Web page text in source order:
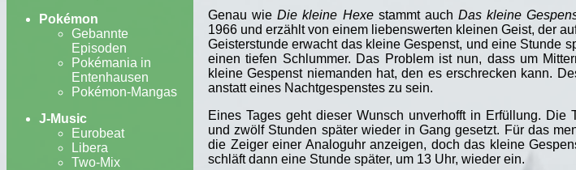
Pokémon
Gebannte
Episoden
Pokémania in
Entenhausen
Pokémon-Mangas
J-Music
Eurobeat
Libera
Two-Mix
Genau wieDie kleine Hexestammt auch Das kleine
1966 und erzählt von einem liebenswerten kleinen Geist, der
Geisterstunde erwacht das kleine Gespenst, und eine Stunde
einen tiefen Schlummer. Das Problem ist nun, dass um
kleine Gespenst niemanden hat, den es erschrecken kann.
anstatt eines Nachtgespenstes zu sein.
Eines Tages geht dieser Wunsch unverhofft in Erfüllung.
und zwölf Stunden später wieder in Gang gesetzt. Für das
die Zeiger einer Analoguhr anzeigen, doch das kleine
schläft dann eine Stunde später, um 13 Uhr, wieder ein.